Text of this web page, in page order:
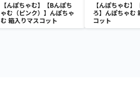
【んぽちゃむ】【Bんぽち
ゃむ（ピンク）】んぽちゃ
む 箱入りマスコット
【んぽちゃむ】
ろ】んぽちゃむ
コット